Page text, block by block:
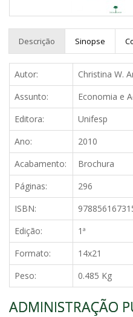
Descrição Sinopse
Autor:
Christina W.
Assunto:
Economia e
Editora:
Unifesp
Ano:
2010
Acabamento:
Brochura
Páginas:
296
ISBN:
Edição:
1ª
Formato:
14x21
Peso:
0.485 Kg
ADMINISTRAÇÃO